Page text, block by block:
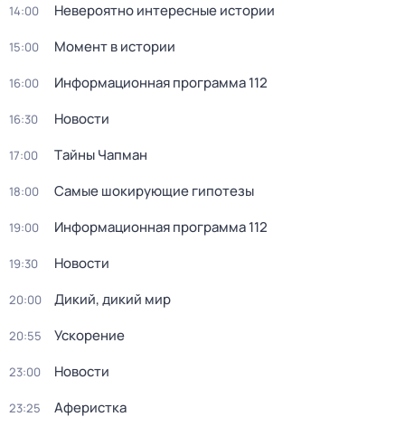
14:00 Невероятно интересные истории
15:00 Момент в истории
16:00 Информационная программа 112
16:30 Новости
17:00 Тaйны Чапман
18:00 Самые шoкиpующие гипотезы
19:00 Информационная программа 112
19:30 Новости
20:00 Дикий, дикий мир
20:55 Ускорение
23:00 Новости
23:25 Аферистка